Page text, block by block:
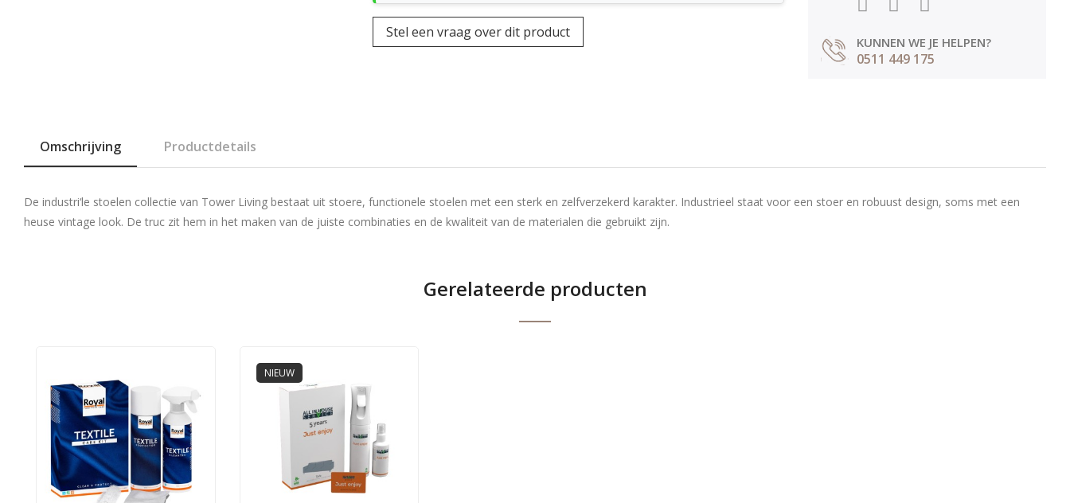
Stel een vraag over dit product
KUNNEN WE JE HELPEN?
0511 449 175
Omschrijving Productdetails
De industri‘le stoelen collectie van Tower Living bestaat uit stoere, functionele stoelen met een sterk en zelfverzekerd karakter. Industrieel staat voor een stoer en robuust design, soms met een
heuse vintage look. De truc zit hem in het maken van de juiste combinaties en de kwaliteit van de materialen die gebruikt zijn.
Gerelateerde producten
NIEUW